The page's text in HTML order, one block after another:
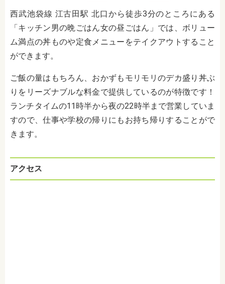
西武池袋線 江古田駅 北口から徒歩3分のところにある
「キッチン男の晩ごはん女の昼ごはん」では、ボリュー
ム満点の丼ものや定食メニューをテイクアウトすること
ができます。
ご飯の量はもちろん、おかずもモリモリのデカ盛り丼ぶ
りをリーズナブルな料金で提供しているのが特徴です！
ランチタイムの11時半から夜の22時半まで営業していま
すので、仕事や学校の帰りにもお持ち帰りすることがで
きます。
アクセス